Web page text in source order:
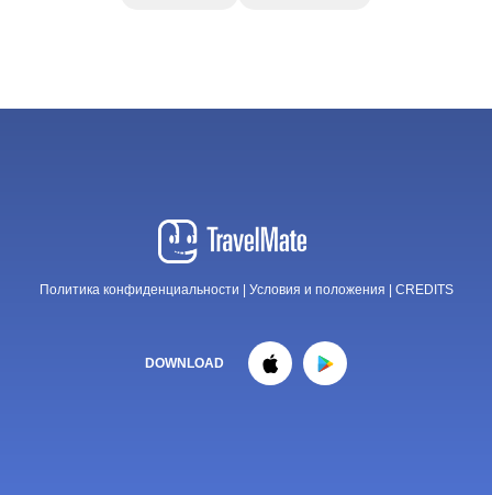
Политика конфиденциальности Условия и положения CREDITS
DOWNLOAD